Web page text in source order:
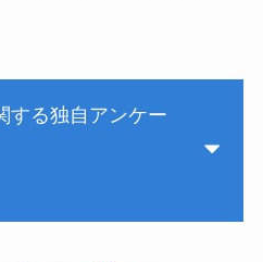
する独自アンケー